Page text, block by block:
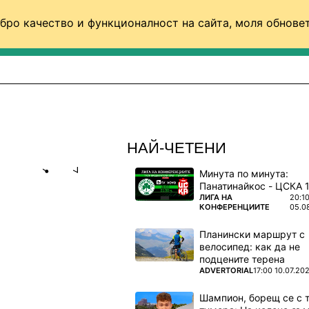
качество и функционалност на сайта, моля
НАЙ-ЧЕТЕНИ
Минута по минута:
ПОВЕЧЕ ОТ
ЛИГА НА
КОНФЕРЕНЦИИТЕ
20:10
Планински маршрут с
велосипед: как да не
подцените терена
ПОВЕЧЕ ОТ
ADVERTORIAL17:00
Шампион, борещ се с